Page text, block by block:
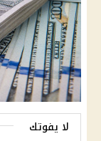
لا يفوتك